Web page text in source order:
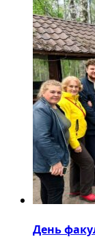
День